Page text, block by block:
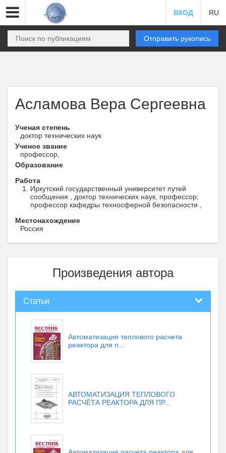
ВХОД RU
Отправить рукопись
Асламова Вера Сергеевна
Ученая степень
доктор технических наук
Ученое звание
профессор,
Образование
Работа
Иркутский государственный университет путей
сообщения , доктор технических наук, профессор;
профессор кафедры техносферной безопасности ,
Местонахождение
Россия
Произведения автора
Статьи
Автоматизация теплового расчета
реактора для п...
АВТОМАТИЗАЦИЯ ТЕПЛОВОГО
РАСЧЁТА РЕАКТОРА ДЛЯ ПР...